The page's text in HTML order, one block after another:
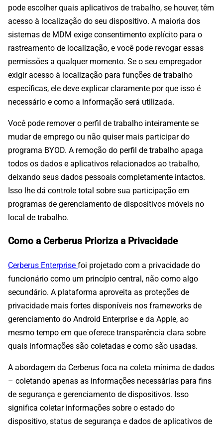
pode escolher quais aplicativos de trabalho, se houver, têm
acesso à localização do seu dispositivo. A maioria dos
sistemas de MDM exige consentimento explícito para o
rastreamento de localização, e você pode revogar essas
permissões a qualquer momento. Se o seu empregador
exigir acesso à localização para funções de trabalho
específicas, ele deve explicar claramente por que isso é
necessário e como a informação será utilizada.
Você pode remover o perfil de trabalho inteiramente se
mudar de emprego ou não quiser mais participar do
programa BYOD. A remoção do perfil de trabalho apaga
todos os dados e aplicativos relacionados ao trabalho,
deixando seus dados pessoais completamente intactos.
Isso lhe dá controle total sobre sua participação em
programas de gerenciamento de dispositivos móveis no
local de trabalho.
Como a Cerberus Prioriza a Privacidade
Cerberus Enterprise foi projetado com a privacidade do
funcionário como um princípio central, não como algo
secundário. A plataforma aproveita as proteções de
privacidade mais fortes disponíveis nos frameworks de
gerenciamento do Android Enterprise e da Apple, ao
mesmo tempo em que oferece transparência clara sobre
quais informações são coletadas e como são usadas.
A abordagem da Cerberus foca na coleta mínima de dados
– coletando apenas as informações necessárias para fins
de segurança e gerenciamento de dispositivos. Isso
significa coletar informações sobre o estado do
dispositivo, status de segurança e dados de aplicativos de